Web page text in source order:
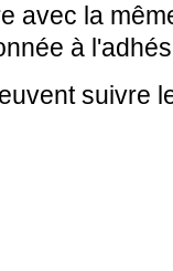
avec la
à
suivre